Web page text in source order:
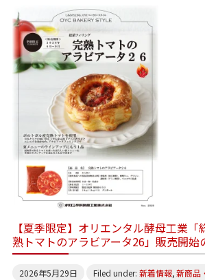
【夏季限定】オリエンタル酵母工業
熟トマトのアラビアータ26」販売開始
2026年5月29日 Filed under: 新着情報, 新商品